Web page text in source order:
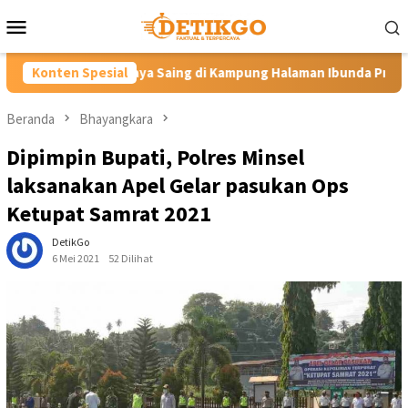
ke
Mobile
Konten Spesial
di Kampung Halaman Ibunda Presiden Labkesmas
Beranda Bhayangkara
Dipimpin Bupati, Polres Minsel
laksanakan Apel Gelar pasukan Ops
Ketupat Samrat 2021
DetikGo
6 Mei 2021
52 Dilihat